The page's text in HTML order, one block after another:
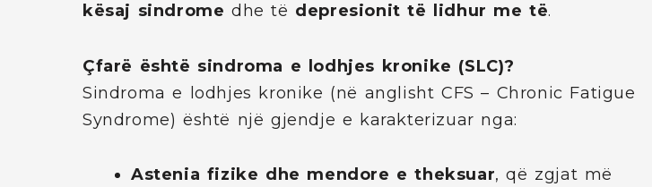
kësaj sindrome dhe të depresionit të lidhur me të.
Çfarë është sindroma e lodhjes kronike (SLC)?
Sindroma e lodhjes kronike (në anglisht CFS – Chronic Fatigue
Syndrome) është një gjendje e karakterizuar nga:
Astenia fizike dhe mendore e theksuar, që zgjat më